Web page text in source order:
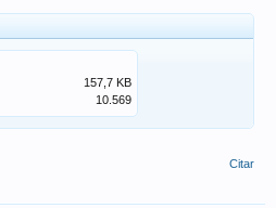
157,7 KB
10.569
Citar